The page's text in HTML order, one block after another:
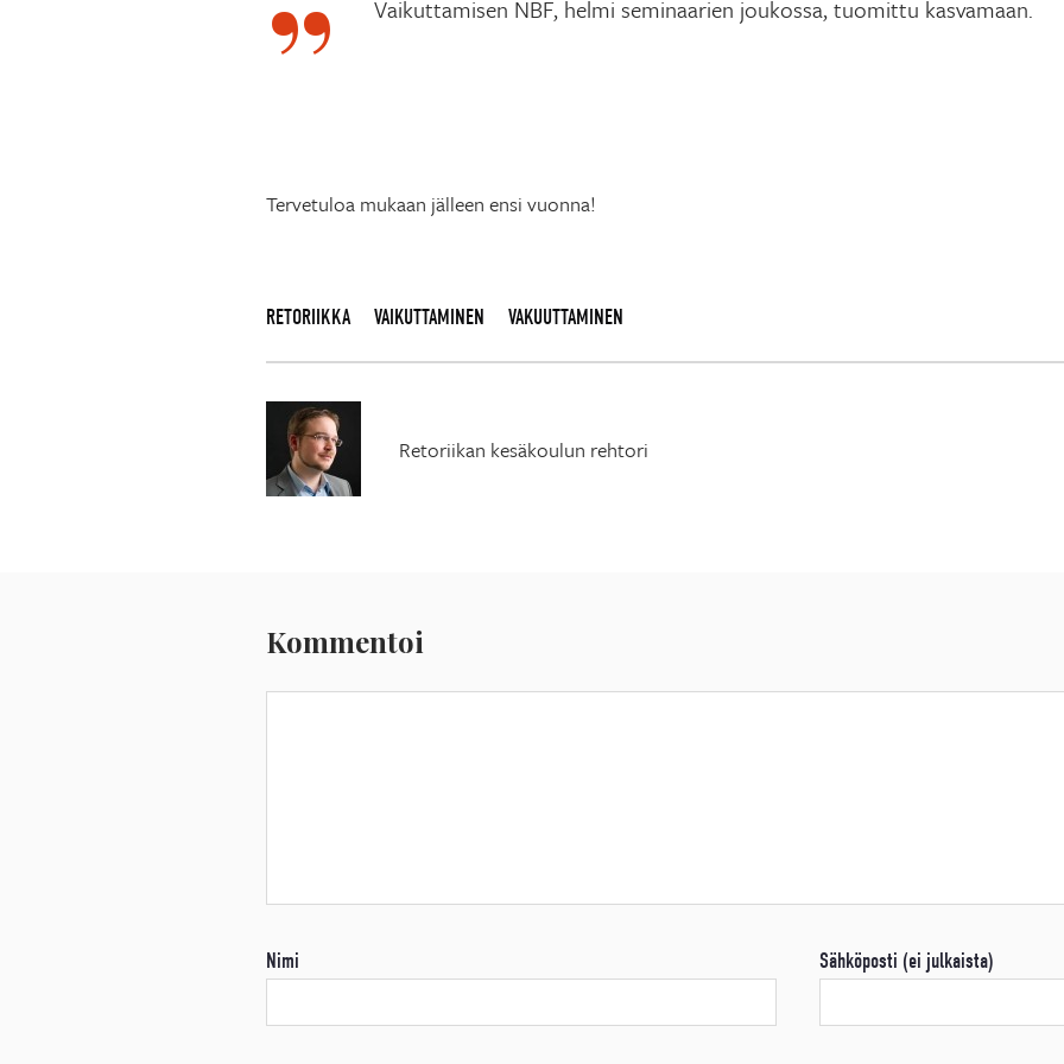
Vaikuttamisen NBF, helmi seminaarien joukossa, tuomittu kasvamaan.
Tervetuloa mukaan jälleen ensi vuonna!
RETORIIKKA VAIKUTTAMINEN VAKUUTTAMINEN
Retoriikan kesäkoulun rehtori
Kommentoi
Nimi Sähköposti (ei julkaista)